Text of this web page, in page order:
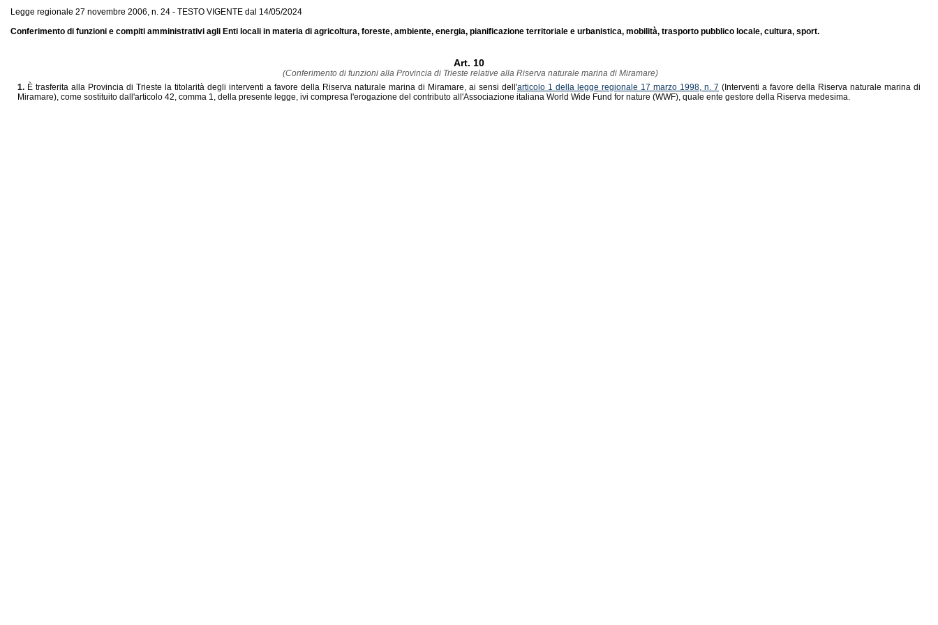
Legge regionale 27 novembre 2006, n. 24 - TESTO VIGENTE dal 14/05/2024
Conferimento di funzioni e compiti amministrativi agli Enti locali in materia di agricoltura, foreste, ambiente, energia, pianificazione territoriale e urbanistica, mobilità, trasporto pubblico locale, cultura, sport.
Art. 10
(Conferimento di funzioni alla Provincia di Trieste relative alla Riserva naturale marina di Miramare)
1. È trasferita alla Provincia di Trieste la titolarità degli interventi a favore della Riserva naturale marina di Miramare, ai sensi dell'articolo 1 della legge regionale 17 marzo 1998, n. 7 (Interventi a favore della Riserva naturale marina di
Miramare), come sostituito dall'articolo 42, comma 1, della presente legge, ivi compresa l'erogazione del contributo all'Associazione italiana World Wide Fund for nature (WWF), quale ente gestore della Riserva medesima.